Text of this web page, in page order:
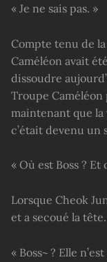
« Je ne sais pas. »
Compte tenu de
Caméléon avait
dissoudre
Troupe
maintenant que
c’était devenu un
« Où est Boss ? Et
Lorsque Cheok
et a secoué la tête.
« Boss~ ? Elle